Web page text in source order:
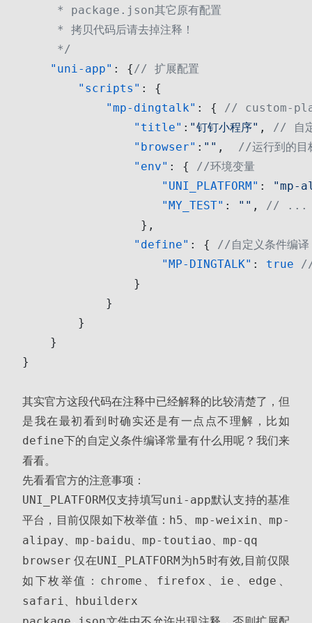
     * package.json其它原有配置
     * 拷贝代码后请去掉注释！
     */
    "uni-app"
: {// 扩展配置
        "scripts"
: {
            "mp-dingtalk"
: { // custom-
                "title"
: "钉钉小程序" , // 自定
                "browser"
: "" , //运行到的目
                "env"
: { //环境变量
                    "UNI_PLATFORM"
:
"mp-
                    "MY_TEST"
: "" , // ... 其
                 },
                "define"
: { //自定义条件编译
                    "MP-DINGTALK"
: true //
                }
            }
        }
    }
}
其实官方这段代码在注释中已经解释的比较清楚了，但
是我在最初看到时确实还是有一点点不理解，比如
define下的自定义条件编译常量有什么用呢？我们来
看看。
先看看官方的注意事项：
UNI_PLATFORM仅支持填写uni-app默认支持的基准
平台，目前仅限如下枚举值： h5、 mp-weixin、mp-
alipay、 mp-baidu、 mp-toutiao、 mp-qq
browser 仅在UNI_PLATFORM为h5时有效,目前仅限
如下枚举值： chrome 、 firefox 、 ie 、 edge 、
safari、
hbuilderx